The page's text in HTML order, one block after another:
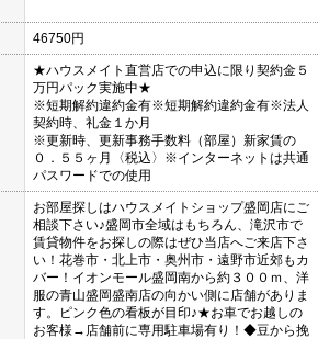
46750円
★ハウスメイト直営店での申込に限り契約金５
万円パック実施中★
※短期解約違約金有※短期解約違約金有※法人
契約時、礼金１か月
※更新時、更新事務手数料（部屋）新家賃の
０．５５ヶ月〈税込〉※インターネットは共通
パスワードでの使用
お部屋探しはハウスメイトショップ盛岡店にご
相談下さい♪盛岡市全域はもちろん、滝沢市で
賃貸物件をお探しの際はぜひ当店へご来店下さ
い！花巻市・北上市・奥州市・遠野市近郊もカ
バー！イオンモール盛岡南から約３００ｍ、洋
服の青山盛岡盛南店の向かい側に店舗がありま
す。ピンク色の看板が目印♪★お車でお越しの
お客様→店舗前に専用駐車場有り！◆豆から挽